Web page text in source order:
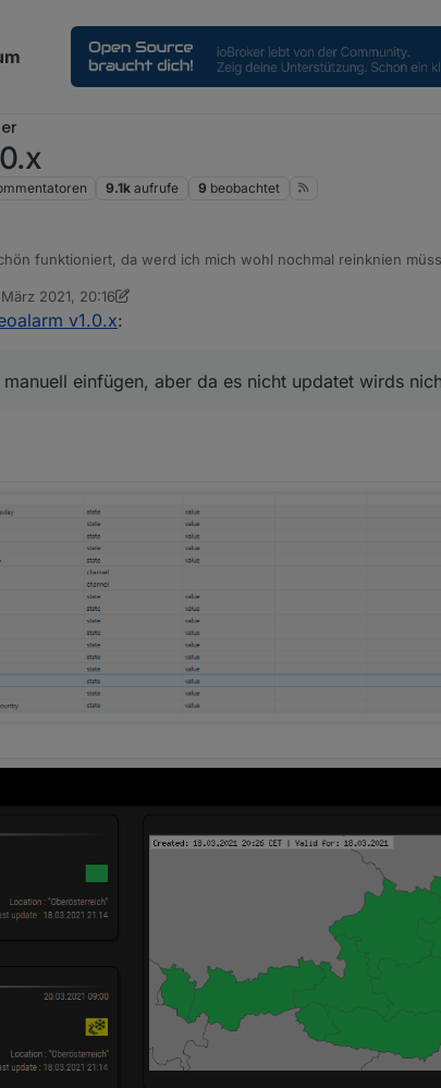
9.1k aufrufe 9 beobachtet
funktioniert, da werd ich mich wohl nochmal reinknien
einfügen, aber da es nicht updatet wirds nicht viel bringen.
2021, 20:16
sigi234
v1.0.x:
einfügen, aber da es nicht updatet wirds